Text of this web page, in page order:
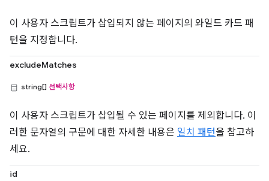
이 사용자 스크립트가 삽입되지 않는 페이지의 와일드 카드 패
턴을 지정합니다.
excludeMatches
string[] 선택사항
이 사용자 스크립트가 삽입될 수 있는 페이지를 제외합니다. 이
러한 문자열의 구문에 대한 자세한 내용은 일치 패턴을 참고하
세요.
id